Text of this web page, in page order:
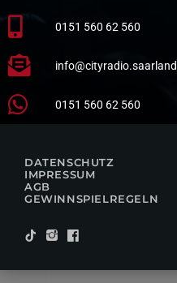
0151 560 62 560
info@cityradio.saarland
0151 560 62 560
DATENSCHUTZ
IMPRESSUM
AGB
GEWINNSPIELREGELN